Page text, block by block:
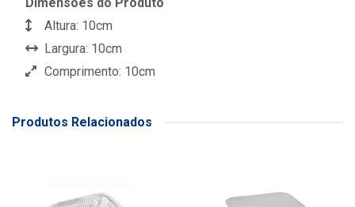
Altura: 10cm
Largura: 10cm
Comprimento: 10cm
Produtos Relacionados